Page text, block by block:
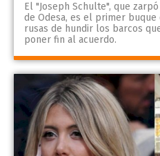
El "Joseph Schulte", que
de Odesa, es el primer
rusas de hundir los barcos
poner fin al acuerdo.